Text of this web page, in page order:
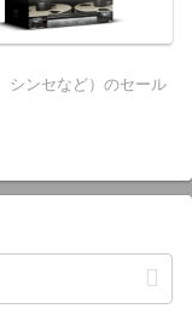
シンセなど）のセール